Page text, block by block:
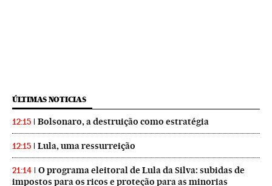
ÚLTIMAS NOTICIAS
12:15 Bolsonaro, a destruição como estratégia
12:15 Lula, uma ressurreição
21:14
O programa eleitoral de Lula da Silva: subidas de
impostos para os ricos e proteção para as minorias